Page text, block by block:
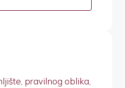
pravilnog oblika,